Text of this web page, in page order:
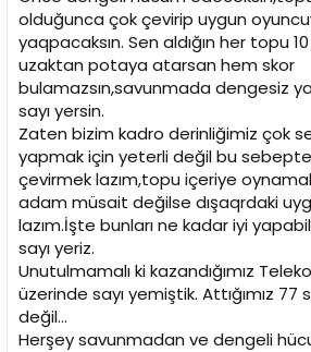
olduğunca çok çevirip uygun
yaqpacaksın. Sen aldığın her topu
uzaktan potaya atarsan hem skor
bulamazsın,savunmada dengesiz
sayı yersin.
Zaten bizim kadro derinliğimiz çok
yapmak için yeterli değil bu
çevirmek lazım,topu içeriye
adam müsait değilse dışaqrdaki
lazım.İşte bunları ne kadar iyi
sayı yeriz.
Unutulmamalı ki kazandığımız
üzerinde sayı yemiştik. Attığımız 77
değil...
Herşey savunmadan ve dengeli